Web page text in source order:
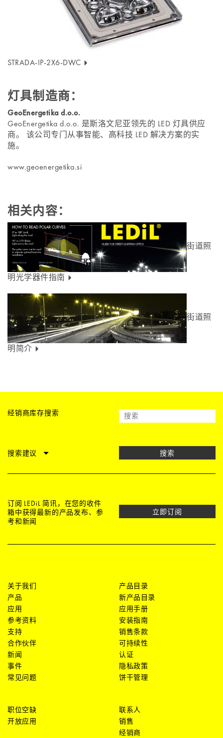
STRADA-IP-2X6-DWC
灯具制造商：
GeoEnergetika d.o.o.
GeoEnergetika d.o.o. 是斯洛文尼亚领先的 LED 灯具供应
商。 该公司专门从事智能、高科技 LED 解决方案的实
施。
www.geoenergetika.si
相关内容：
街道照
明光学器件指南
街道照
明简介
经销商库存搜索
搜索建议 搜索
订阅 LEDiL 简讯，在您的收件
箱中获得最新的产品发布、参
考和新闻
立即订阅
关于我们
产品
应用
参考资料
支持
合作伙伴
新闻
事件
常见问题
产品目录
新产品目录
应用手册
安装指南
销售条款
可持续性
认证
隐私政策
饼干管理
职位空缺
开放应用
联系人
销售
经销商